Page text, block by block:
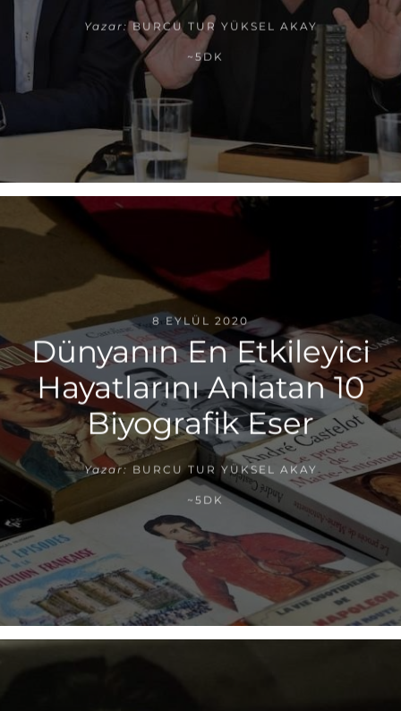
Yazar: BURCU TUR YÜKSEL AKAY
~5DK
8 EYLÜL 2020
Dünyanın En Etkileyici
Hayatlarını Anlatan 10
Biyografik Eser
Yazar: BURCU TUR YÜKSEL AKAY
~5DK